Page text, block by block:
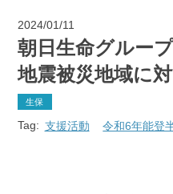
2024/01/11
朝日生命グルー
地震被災地域に
生保
Tag: 支援活動 令和6年能登